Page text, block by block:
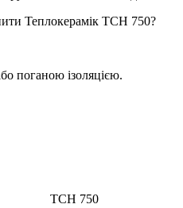
Теплокерамік ТСН 750?
поганою ізоляцією.
ТСН 750